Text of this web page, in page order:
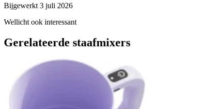
Bijgewerkt 3 juli 2026
Wellicht ook interessant
Gerelateerde staafmixers